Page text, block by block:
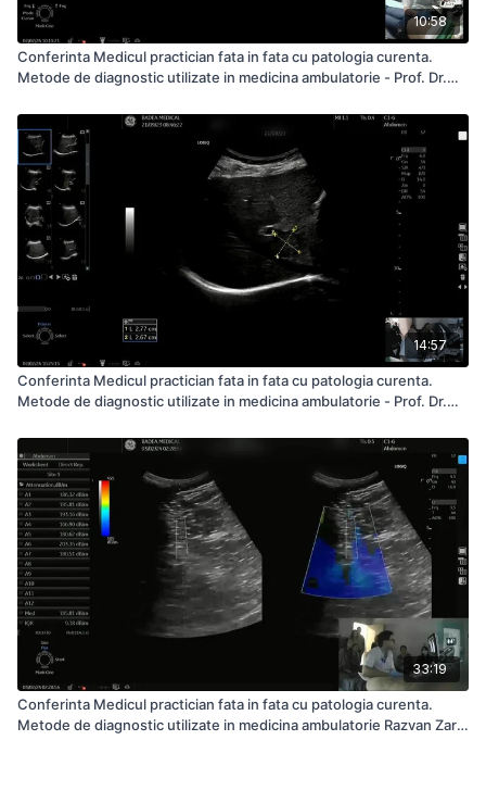
10:58
Conferinta Medicul practician fata in fata cu patologia curenta.
Metode de diagnostic utilizate in medicina ambulatorie - Prof. Dr.
14:57
Conferinta Medicul practician fata in fata cu patologia curenta.
Metode de diagnostic utilizate in medicina ambulatorie - Prof. Dr.
33:19
Conferinta Medicul practician fata in fata cu patologia curenta.
Metode de diagnostic utilizate in medicina ambulatorie Razvan Zaro